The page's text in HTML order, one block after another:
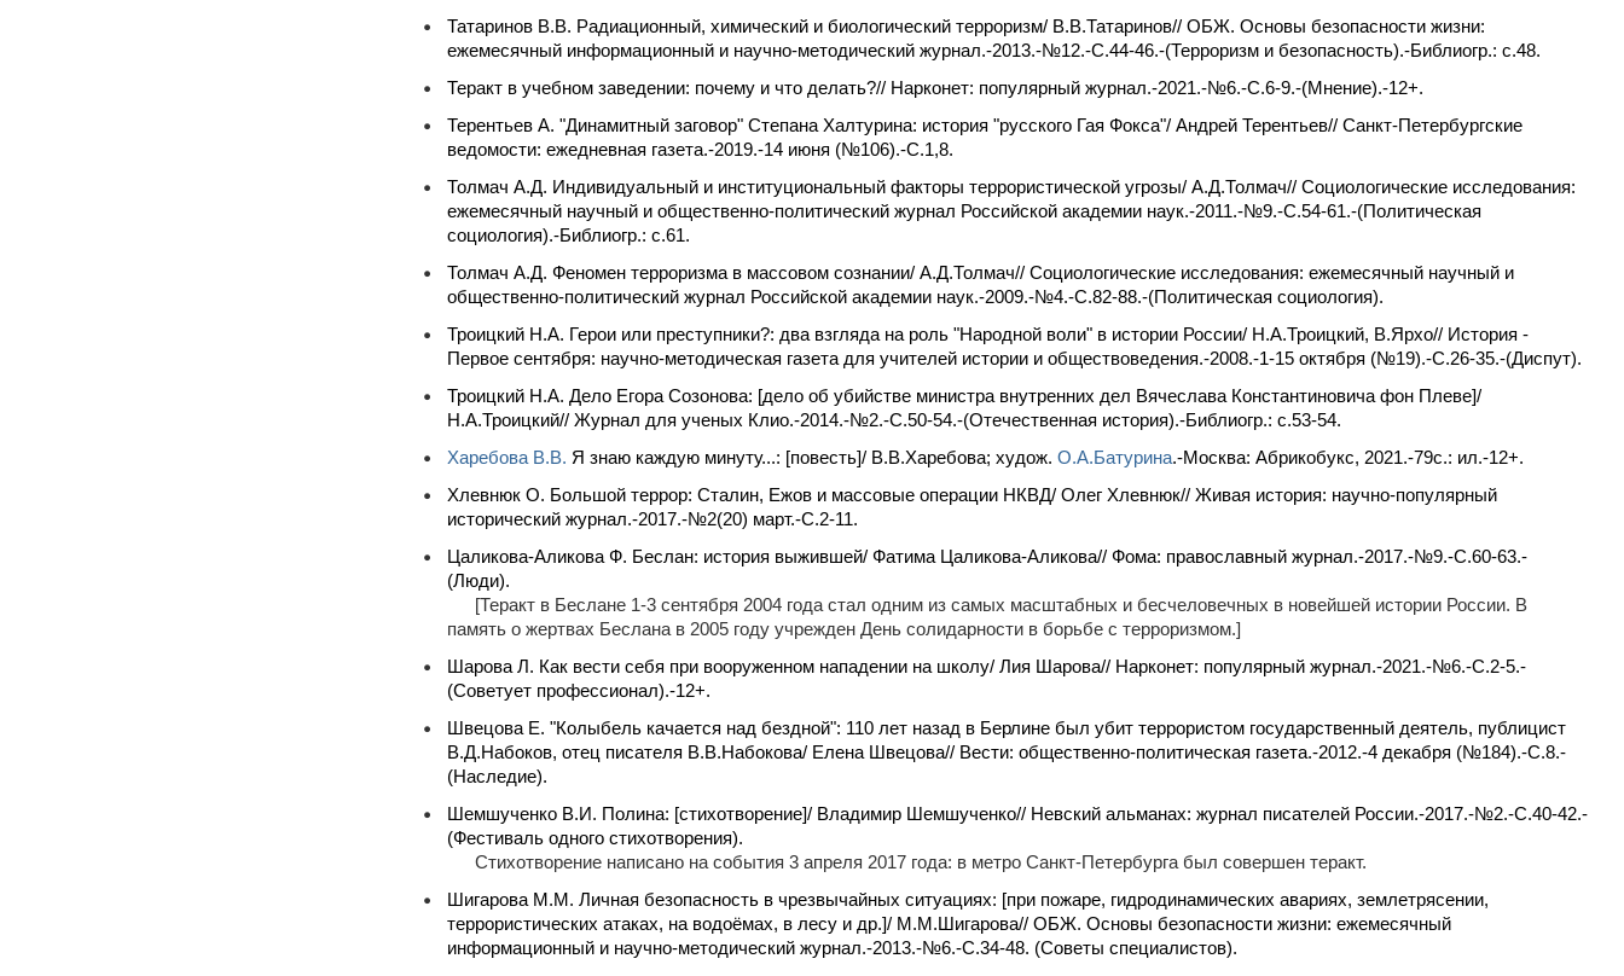
Татаринов В.В. Радиационный, химический и биологический терроризм/ В.В.Татаринов// ОБЖ. Основы безопасности жизни:
ежемесячный информационный и научно-методический журнал.-2013.-№12.-С.44-46.-(Терроризм и безопасность).-Библиогр.: с.48.
Теракт в учебном заведении: почему и что делать?// Нарконет: популярный журнал.-2021.-№6.-С.6-9.-(Мнение).-12+.
Терентьев А. "Динамитный заговор" Степана Халтурина: история "русского Гая Фокса"/ Андрей Терентьев// Санкт-Петербургские
ведомости: ежедневная газета.-2019.-14 июня (№106).-С.1,8.
Толмач А.Д. Индивидуальный и институциональный факторы террористической угрозы/ А.Д.Толмач// Социологические исследования:
ежемесячный научный и общественно-политический журнал Российской академии наук.-2011.-№9.-С.54-61.-(Политическая
социология).-Библиогр.: с.61.
Толмач А.Д. Феномен терроризма в массовом сознании/ А.Д.Толмач// Социологические исследования: ежемесячный научный и
общественно-политический журнал Российской академии наук.-2009.-№4.-С.82-88.-(Политическая социология).
Троицкий Н.А. Герои или преступники?: два взгляда на роль "Народной воли" в истории России/ Н.А.Троицкий, В.Ярхо// История -
Первое сентября: научно-методическая газета для учителей истории и обществоведения.-2008.-1-15 октября (№19).-С.26-35.-(Диспут).
Троицкий Н.А. Дело Егора Созонова: [дело об убийстве министра внутренних дел Вячеслава Константиновича фон Плеве]/
Н.А.Троицкий// Журнал для ученых Клио.-2014.-№2.-С.50-54.-(Отечественная история).-Библиогр.: с.53-54.
Харебова В.В. Я знаю каждую минуту...: [повесть]/ В.В.Харебова; худож. О.А.Батурина.-Москва: Абрикобукс, 2021.-79c.: ил.-12+.
Хлевнюк О. Большой террор: Сталин, Ежов и массовые операции НКВД/ Олег Хлевнюк// Живая история: научно-популярный
исторический журнал.-2017.-№2(20) март.-С.2-11.
Цаликова-Аликова Ф. Беслан: история выжившей/ Фатима Цаликова-Аликова// Фома: православный журнал.-2017.-№9.-С.60-63.-
(Люди).
[Теракт в Беслане 1-3 сентября 2004 года стал одним из самых масштабных и бесчеловечных в новейшей истории России. В
память о жертвах Беслана в 2005 году учрежден День солидарности в борьбе с терроризмом.]
Шарова Л. Как вести себя при вооруженном нападении на школу/ Лия Шарова// Нарконет: популярный журнал.-2021.-№6.-С.2-5.-
(Советует профессионал).-12+.
Швецова Е. "Колыбель качается над бездной": 110 лет назад в Берлине был убит террористом государственный деятель, публицист
В.Д.Набоков, отец писателя В.В.Набокова/ Елена Швецова// Вести: общественно-политическая газета.-2012.-4 декабря (№184).-С.8.-
(Наследие).
Шемшученко В.И. Полина: [стихотворение]/ Владимир Шемшученко// Невский альманах: журнал писателей России.-2017.-№2.-С.40-42.-
(Фестиваль одного стихотворения).
Стихотворение написано на события 3 апреля 2017 года: в метро Санкт-Петербурга был совершен теракт.
Шигарова М.М. Личная безопасность в чрезвычайных ситуациях: [при пожаре, гидродинамических авариях, землетрясении,
террористических атаках, на водоёмах, в лесу и др.]/ М.М.Шигарова// ОБЖ. Основы безопасности жизни: ежемесячный
информационный и научно-методический журнал.-2013.-№6.-С.34-48. (Советы специалистов).